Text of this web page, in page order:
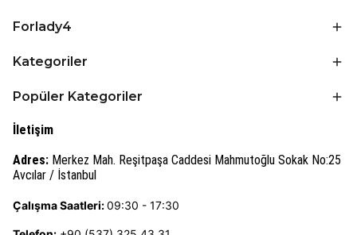
Forlady4
Kategoriler
Popüler Kategoriler
İletişim
Adres: Merkez Mah. Reşitpaşa Caddesi Mahmutoğlu Sokak No:25
Avcılar / İstanbul
Çalışma Saatleri:09:30 - 17:30